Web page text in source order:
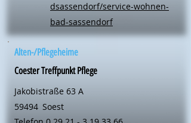
dsassendorf/service-wohnen-
bad-sassendorf
Alten-/Pflegeheime
Coester Treffpunkt Pflege
Jakobistraße 63 A
59494 Soest